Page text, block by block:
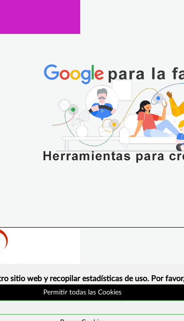
sitio web y recopilar estadísticas de uso. Por
Permitir todas las Cookies